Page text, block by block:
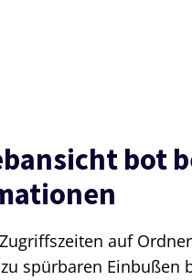
bot
auf
spürbaren Einbußen